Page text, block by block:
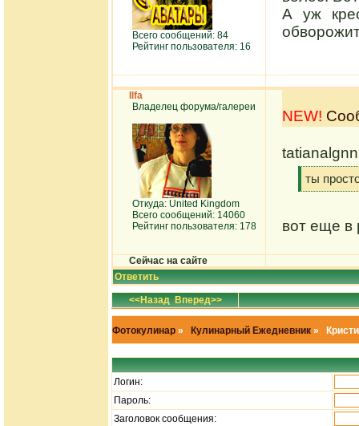
Всего сообщений: 84
Рейтинг пользователя: 16
А уж
Ilfa
Владелец форума/галереи
Откуда: United Kingdom
Всего сообщений: 14060
Рейтинг пользователя: 178
NEW!
[q]
ты
[/q]
вот еще в
Сейчас на сайте
Ответить
<<Назад Вперед>>
Фотокулинар » Кулинарный Ежедневник »
Логин:
Пароль:
Заголовок сообщения: